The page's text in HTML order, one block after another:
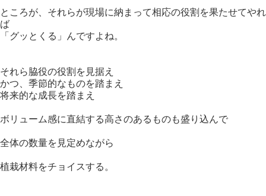
ところが、それらが現場に納まって相応の役割を果たせてやれ
ば
「グッとくる」んですよね。
それら脇役の役割を見据え
かつ、季節的なものを踏まえ
将来的な成長を踏まえ
ボリューム感に直結する高さのあるものも盛り込んで
全体の数量を見定めながら
植栽材料をチョイスする。